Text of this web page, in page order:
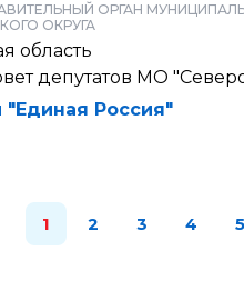
ОРГАН
ОКРУГА
область
депутатов МО
"Единая Россия"
1 2 3 4 5